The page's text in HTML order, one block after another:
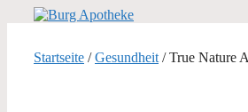
Startseite /Gesundheit / True Nature